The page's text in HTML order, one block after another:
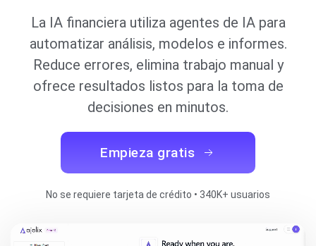
La IA financiera utiliza agentes de IA para
automatizar análisis, modelos e informes.
Reduce errores, elimina trabajo manual y
ofrece resultados listos para la toma de
decisiones en minutos.
Empieza gratis
No se requiere tarjeta de crédito • 340K+ usuarios